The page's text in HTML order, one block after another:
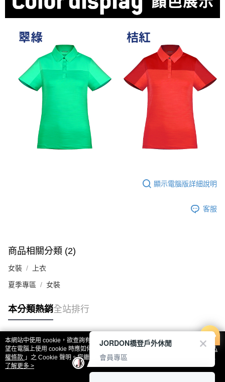
顯示電腦版詳細說明
客服
商品相關分類 (2)
女裝 上衣
夏季專區 女裝
本分類熱銷全站排行
熱門標籤
本網站中使用 cookie，欲查詢有關本網站使用 cookie 方式之詳情，及若您不希
望在電腦上使用 cookie 時應如何變更電腦的 cookie 設定，請參閱本網站「
隱私
權條款 」之 Cookie 聲明。您繼續使用本網站即表示您同意本公司得按本網站使
用條款之 Cookie 聲明使用 cookie。
了解更多 >
JORDON橋登戶外休閒
會員專區